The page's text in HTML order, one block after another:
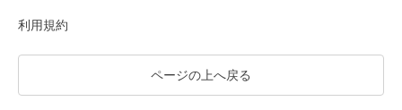
利用規約
ページの上へ戻る